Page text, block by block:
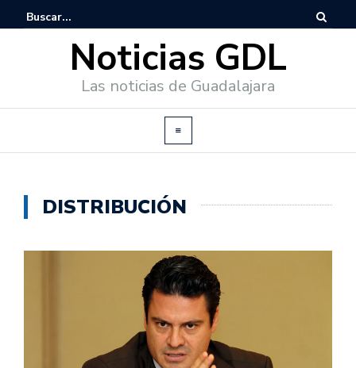
Noticias GDL
Las noticias de Guadalajara
DISTRIBUCIÓN